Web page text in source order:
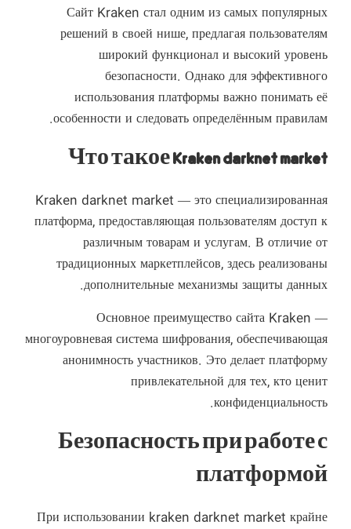
Сайт Kraken стал одним из самых популярных
решений в своей нише, предлагая пользователям
широкий функционал и высокий уровень
безопасности. Однако для эффективного
использования платформы важно понимать её
особенности и следовать определённым правилам.
Что такое Kraken darknet market
Kraken darknet market — это специализированная
платформа, предоставляющая пользователям доступ к
различным товарам и услугам. В отличие от
традиционных маркетплейсов, здесь реализованы
дополнительные механизмы защиты данных.
Основное преимущество сайта Kraken —
многоуровневая система шифрования, обеспечивающая
анонимность участников. Это делает платформу
привлекательной для тех, кто ценит
конфиденциальность.
Безопасность при работе с
платформой
При использовании kraken darknet market крайне